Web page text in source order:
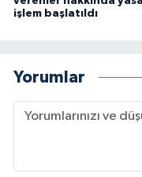
işlem başlatıldı
Yorumlar